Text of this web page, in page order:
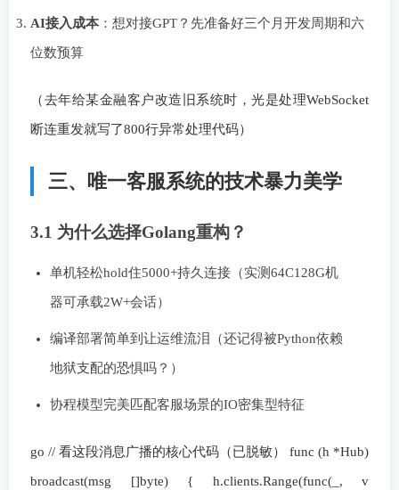
AI接入成本：想对接GPT？先准备好三个月开发周期和六
位数预算
（去年给某金融客户改造旧系统时，光是处理WebSocket
断连重发就写了800行异常处理代码）
三、唯一客服系统的技术暴力美学
3.1 为什么选择Golang重构？
单机轻松hold住5000+持久连接（实测64C128G机
器可承载2W+会话）
编译部署简单到让运维流泪（还记得被Python依赖
地狱支配的恐惧吗？）
协程模型完美匹配客服场景的IO密集型特征
go // 看这段消息广播的核心代码（已脱敏） func (h *Hub)
broadcast(msg []byte) { h.clients.Range(func(_, v